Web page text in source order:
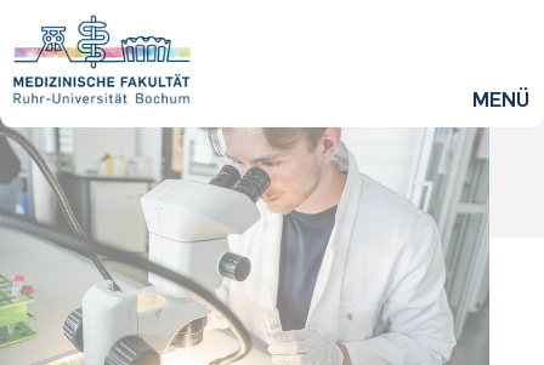
ZUM HAUPTINHALT SPRINGEN
MENÜ